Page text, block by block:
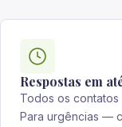
Respostas em
Todos os
Para urgências —